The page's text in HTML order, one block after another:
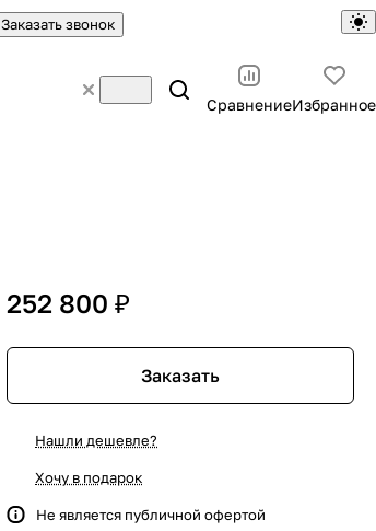
Заказать звонок
СравнениеИзбранное
252 800 ₽
Заказать
Нашли дешевле?
Хочу в подарок
Не является публичной офертой